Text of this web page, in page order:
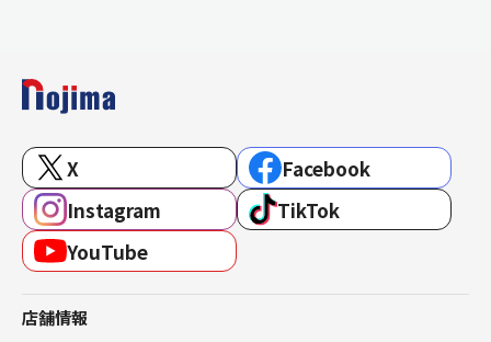
X
Facebook
Instagram
TikTok
YouTube
店舗情報